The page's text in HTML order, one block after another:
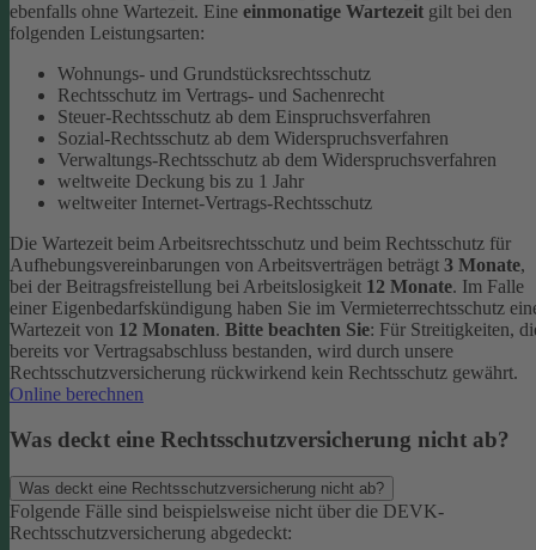
ebenfalls ohne Wartezeit. Eine einmonatige Wartezeit gilt bei den
folgenden Leistungsarten:
Wohnungs- und Grundstücksrechtsschutz
Rechtsschutz im Vertrags- und Sachenrecht
Steuer-Rechtsschutz ab dem Einspruchsverfahren
Sozial-Rechtsschutz ab dem Widerspruchsverfahren
Verwaltungs-Rechtsschutz ab dem Widerspruchsverfahren
weltweite Deckung bis zu 1 Jahr
weltweiter Internet-Vertrags-Rechtsschutz
Die Wartezeit beim Arbeitsrechtsschutz und beim Rechtsschutz für
Aufhebungsvereinbarungen von Arbeitsverträgen beträgt 3 Monate,
bei der Beitragsfreistellung bei Arbeitslosigkeit 12 Monate. Im Falle
einer Eigenbedarfskündigung haben Sie im Vermieterrechtsschutz
Wartezeit von 12 Monaten. Bitte beachten Sie: Für Streitigkeiten,
bereits vor Vertragsabschluss bestanden, wird durch unsere
Rechtsschutzversicherung rückwirkend kein Rechtsschutz gewährt.
Online berechnen
Was deckt eine Rechtsschutzversicherung nicht ab?
Was deckt eine Rechtsschutzversicherung nicht ab?
Folgende Fälle sind beispielsweise nicht über die DEVK-
Rechtsschutzversicherung abgedeckt: